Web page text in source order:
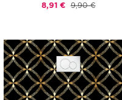
8,91 € 9,90 €